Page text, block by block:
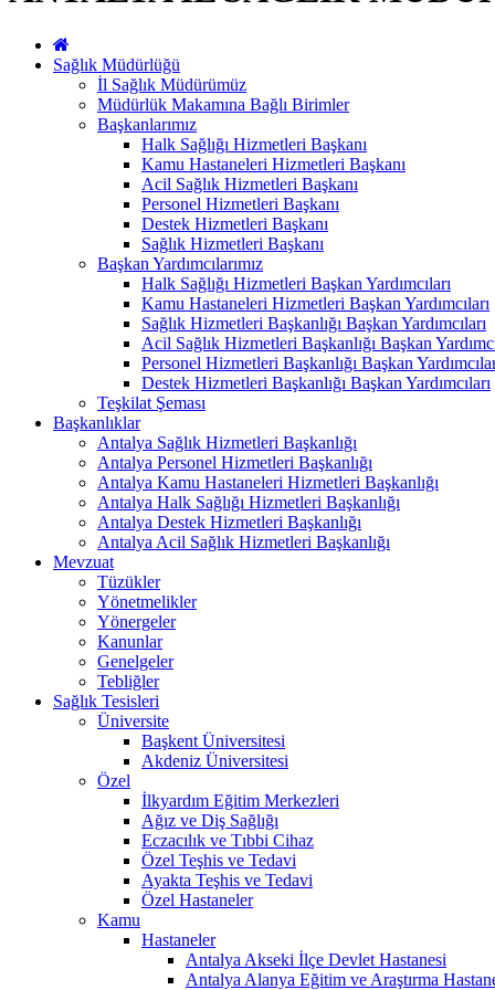
Sağlık Müdürlüğü
İl Sağlık Müdürümüz
Müdürlük Makamına Bağlı Birimler
Başkanlarımız
Halk Sağlığı Hizmetleri Başkanı
Kamu Hastaneleri Hizmetleri Başkanı
Acil Sağlık Hizmetleri Başkanı
Personel Hizmetleri Başkanı
Destek Hizmetleri Başkanı
Sağlık Hizmetleri Başkanı
Başkan Yardımcılarımız
Halk Sağlığı Hizmetleri Başkan Yardımcıları
Kamu Hastaneleri Hizmetleri Başkan Yardımcıları
Sağlık Hizmetleri Başkanlığı Başkan Yardımcıları
Acil Sağlık Hizmetleri Başkanlığı Başkan
Personel Hizmetleri Başkanlığı Başkan
Destek Hizmetleri Başkanlığı Başkan Yardımcıları
Teşkilat Şeması
Başkanlıklar
Antalya Sağlık Hizmetleri Başkanlığı
Antalya Personel Hizmetleri Başkanlığı
Antalya Kamu Hastaneleri Hizmetleri Başkanlığı
Antalya Halk Sağlığı Hizmetleri Başkanlığı
Antalya Destek Hizmetleri Başkanlığı
Antalya Acil Sağlık Hizmetleri Başkanlığı
Mevzuat
Tüzükler
Yönetmelikler
Yönergeler
Kanunlar
Genelgeler
Tebliğler
Sağlık Tesisleri
Üniversite
Başkent Üniversitesi
Akdeniz Üniversitesi
Özel
İlkyardım Eğitim Merkezleri
Ağız ve Diş Sağlığı
Eczacılık ve Tıbbi Cihaz
Özel Teşhis ve Tedavi
Ayakta Teşhis ve Tedavi
Özel Hastaneler
Kamu
Hastaneler
Antalya Akseki İlçe Devlet Hastanesi
Antalya Alanya Eğitim ve Araştırma